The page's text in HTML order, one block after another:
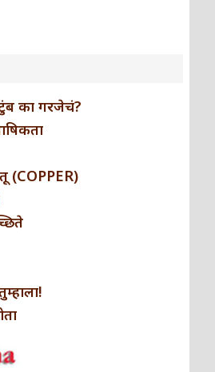
का गरजेचं?
(COPPER)